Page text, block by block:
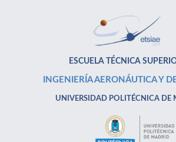
ESCUELA TÉCNICA
INGENIERÍA AERONÁUTICA Y
UNIVERSIDAD POLITÉCNICA DE